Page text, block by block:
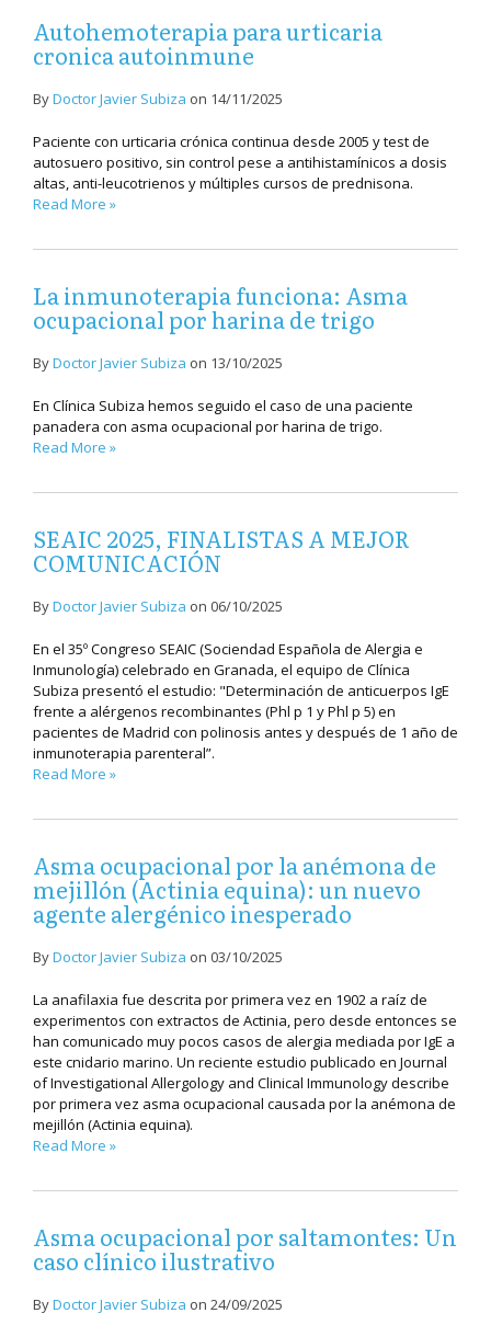
Autohemoterapia para urticaria
cronica autoinmune
ByDoctor Javier Subiza on 14/11/2025
Paciente con urticaria crónica continua desde 2005 y test de
autosuero positivo, sin control pese a antihistamínicos a dosis
altas, anti-leucotrienos y múltiples cursos de prednisona.
Read More »
La inmunoterapia funciona: Asma
ocupacional por harina de trigo
ByDoctor Javier Subiza on 13/10/2025
En Clínica Subiza hemos seguido el caso de una paciente
panadera con asma ocupacional por harina de trigo.
Read More »
SEAIC 2025, FINALISTAS A MEJOR
COMUNICACIÓN
ByDoctor Javier Subiza on 06/10/2025
En el 35º Congreso SEAIC (Sociendad Española de Alergia e
Inmunología) celebrado en Granada, el equipo de Clínica
Subiza presentó el estudio: "Determinación de anticuerpos IgE
frente a alérgenos recombinantes (Phl p 1 y Phl p 5) en
pacientes de Madrid con polinosis antes y después de 1 año de
inmunoterapia parenteral”.
Read More »
Asma ocupacional por la anémona de
mejillón (Actinia equina): un nuevo
agente alergénico inesperado
ByDoctor Javier Subiza on 03/10/2025
La anafilaxia fue descrita por primera vez en 1902 a raíz de
experimentos con extractos de Actinia, pero desde entonces se
han comunicado muy pocos casos de alergia mediada por IgE a
este cnidario marino. Un reciente estudio publicado en Journal
of Investigational Allergology and Clinical Immunology describe
por primera vez asma ocupacional causada por la anémona de
mejillón (Actinia equina).
Read More »
Asma ocupacional por saltamontes: Un
caso clínico ilustrativo
ByDoctor Javier Subiza on 24/09/2025